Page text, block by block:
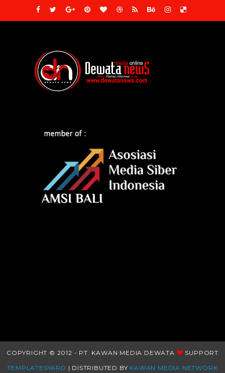
COPYRIGHT © 2012 - PT. KAWAN MEDIA DEWATA
SUPPORT
TEMPLATESYARD | DISTRIBUTED BY KAWAN MEDIA NETWORK